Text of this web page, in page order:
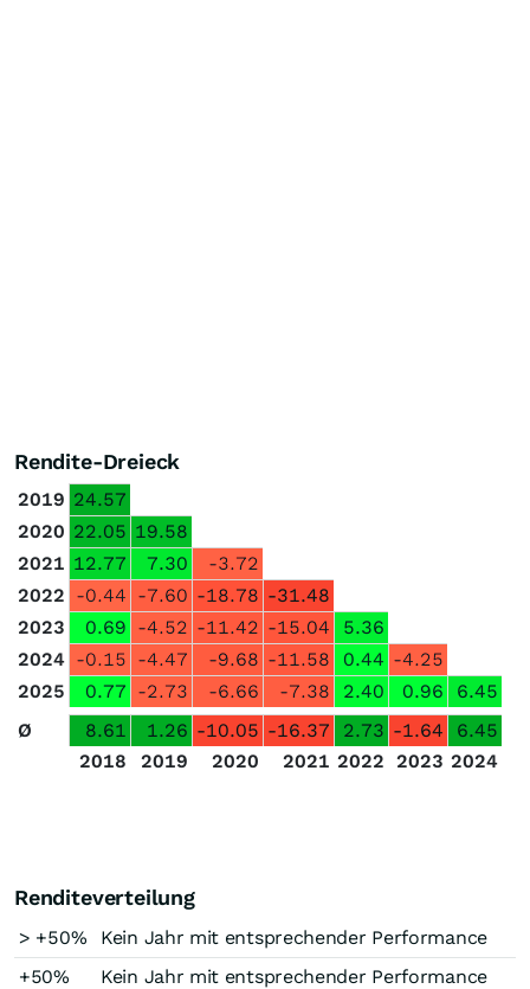
Rendite-Dreieck
2019 24.57
2020 22.05 19.58
2021 12.77 7.30
-3.72
2022 -0.44 -7.60 -18.78 -31.48
2023
0.69 -4.52 -11.42 -15.04
5.36
2024 -0.15 -4.47 -9.68 -11.58 0.44 -4.25
2025
0.77 -2.73 -6.66 -7.38 2.40 0.96
6.45
Ø
8.61 1.26 -10.05 -16.37 2.73 -1.64
6.45
2018
2019 2020 2021 2022 2023 2024
Renditeverteilung
> +50%
Kein Jahr mit entsprechender Performance
+50%
Kein Jahr mit entsprechender Performance